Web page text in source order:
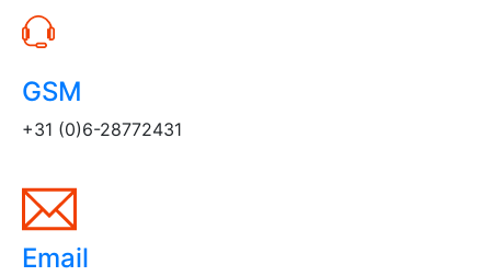
GSM
+31 (0)6-28772431
Email